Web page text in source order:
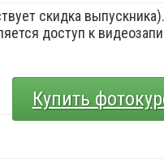
скидка
доступ к
Купить